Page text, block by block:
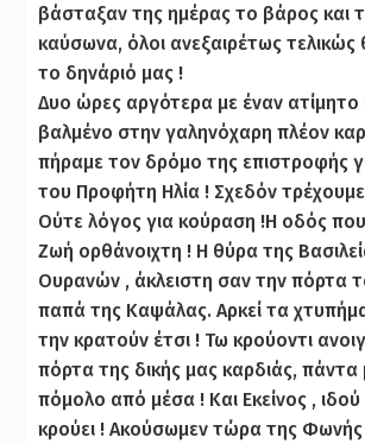
βάσταξαν της ημέρας το βάρος και
καύσωνα, όλοι ανεξαιρέτως
το δηνάριό μας !
Δυο ώρες αργότερα με έναν
βαλμένο στην γαληνόχαρη πλέον
πήραμε τον δρόμο της επιστροφής
του Προφήτη Ηλία ! Σχεδόν τρέχουμε
Ούτε λόγος για κούραση !Η οδός
Ζωή ορθάνοιχτη ! Η θύρα της
Ουρανών , άκλειστη σαν την πόρτα
παπά της Καψάλας. Αρκεί τα
την κρατούν έτσι ! Τω κρούοντι
πόρτα της δικής μας καρδιάς, πάντα
πόμολο από μέσα ! Και Εκείνος , ιδού
κρούει ! Ακούσωμεν τώρα της